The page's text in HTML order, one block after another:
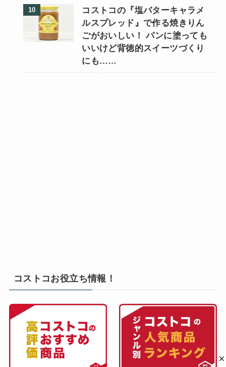
コストコの『塩バターキャラメ
ルスプレッド』で作る焼きりん
ごがおいしい！ パンに塗っても
いいけど背徳的スイーツづくり
にも……
コストコお役立ち情報！